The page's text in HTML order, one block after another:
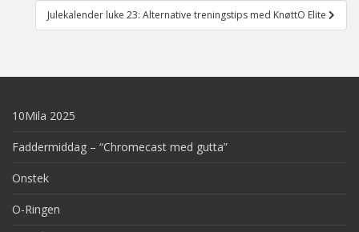
Julekalender luke 23: Alternative treningstips med KnøttO Elite
10Mila 2025
Faddermiddag – “Chromecast med gutta”
Onstek
O-Ringen